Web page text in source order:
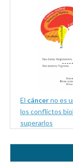
El cáncerno es
los conflictos
superarlos